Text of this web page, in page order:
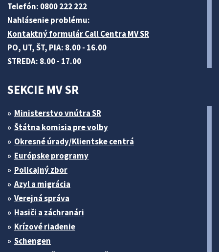
Telefón: 0800 222 222
Nahlásenie problému:
Kontaktný formulár Call Centra MV SR
PO, UT, ŠT, PIA: 8.00 - 16.00
STREDA: 8.00 - 17.00
SEKCIE MV SR
Ministerstvo vnútra SR
Štátna komisia pre volby
Okresné úrady/Klientske centrá
Európske programy
Policajný zbor
Azyl a migrácia
Verejná správa
Hasiči a záchranári
Krízové riadenie
Schengen